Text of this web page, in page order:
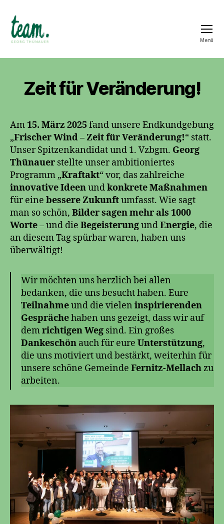
Georg
Menü
Zeit für Veränderung!
Am15. März 2025 fand unsere Endkundgebung
„Frischer Wind – Zeit für Veränderung!“ statt.
Unser Spitzenkandidat und 1. Vzbgm. Georg
Thünauer stellte unser ambitioniertes
Programm „Kraftakt“ vor, das zahlreiche
innovative Ideenundkonkrete Maßnahmen
für eine bessere Zukunftumfasst. Wie sagt
man so schön, Bilder sagen mehr als 1000
Worte– und die BegeisterungundEnergie, die
an diesem Tag spürbar waren, haben uns
überwältigt!
Wir möchten uns herzlich bei allen
bedanken, die uns besucht haben. Eure
Teilnahmeund die vielen inspirierenden
Gesprächehaben uns gezeigt, dass wir auf
demrichtigen Weg sind. Ein großes
Dankeschön auch für eure Unterstützung,
die uns motiviert und bestärkt, weiterhin für
unsere schöne Gemeinde Fernitz-Mellachzu
arbeiten.